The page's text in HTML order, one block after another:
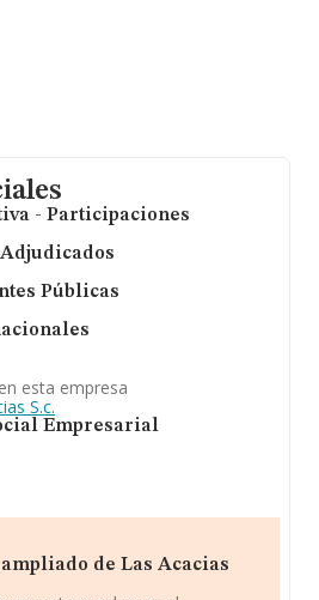
- Participaciones
Públicas
esta empresa
S.c.
Empresarial
de Las Acacias